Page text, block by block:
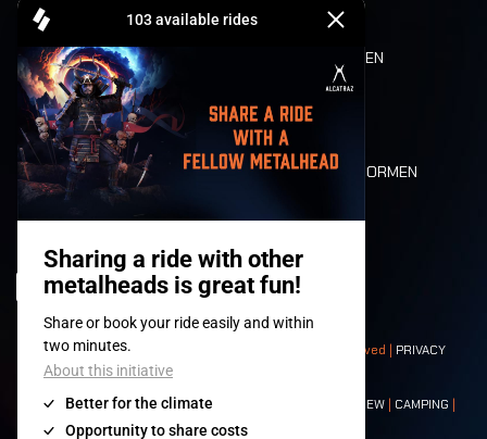
CASHLESS
ETEN EN DRINKEN
MOBILITEIT
LONE WOLVES
PLATTEGROND
DEATH RIDE
WAARDEN EN NORMEN
HISTORIEK
© 2008-2026- Apache Productions VZW – All rights reserved | PRIVACY
POLICY|ALGEMENE VOORWAARDEN
Contact:GENERAL| PARTNERSHIPS CREW | CAMPING |
NEIGHBOURS